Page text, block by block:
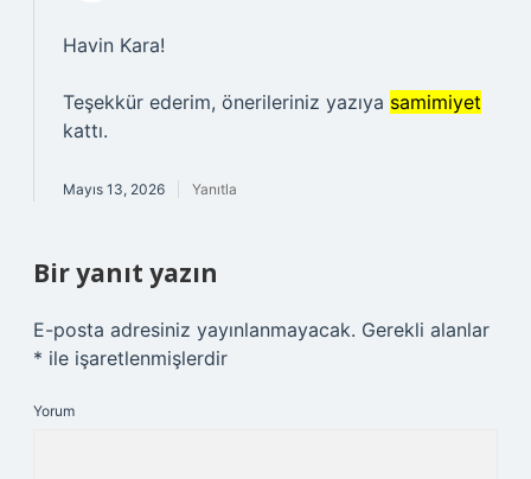
Havin Kara!
Teşekkür ederim, önerileriniz yazıya samimiyet
kattı.
Mayıs 13, 2026 Yanıtla
Bir yanıt yazın
E-posta adresiniz yayınlanmayacak. Gerekli alanlar
* ile işaretlenmişlerdir
Yorum